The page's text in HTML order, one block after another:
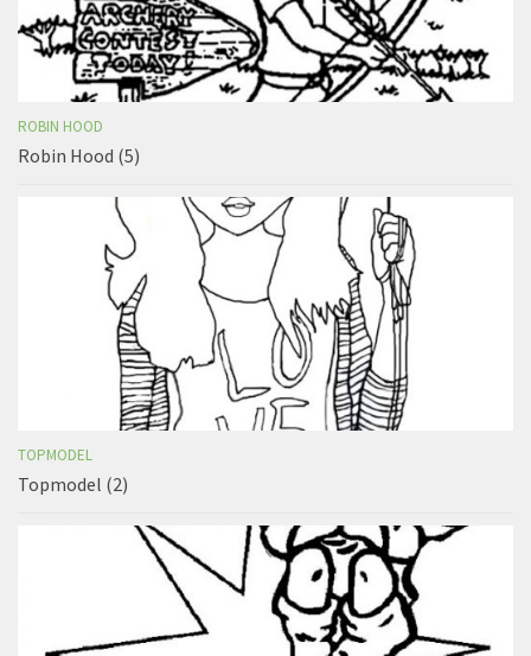
ROBIN HOOD
Robin Hood (5)
TOPMODEL
Topmodel (2)